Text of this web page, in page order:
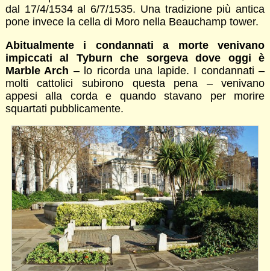
dal 17/4/1534 al 6/7/1535. Una tradizione più antica
pone invece la cella di Moro nella Beauchamp tower.
Abitualmente i condannati a morte venivano
impiccati al Tyburn che sorgeva dove oggi è
Marble Arch – lo ricorda una lapide. I condannati –
molti cattolici subirono questa pena – venivano
appesi alla corda e quando stavano per morire
squartati pubblicamente.